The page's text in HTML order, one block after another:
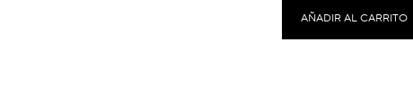
AÑADIR AL CARRITO